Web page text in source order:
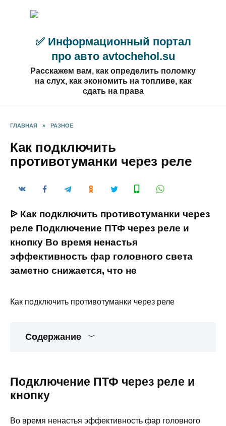
✅ Информационный портал
про авто avtochehol.su
Расскажем вам, как определить поломку
на слух, как экономить на топливе, как
сдать на права
ГЛАВНАЯ » РАЗНОЕ
Как подключить
противотуманки через реле
ᐉ Как подключить противотуманки через
реле Подключение ПТФ через реле и
кнопку Во время ненастья
эффективность фар головного света
заметно снижается, что не
Как подключить противотуманки через реле
Содержание
Подключение ПТФ через реле и
кнопку
Во время ненастья эффективность фар головного